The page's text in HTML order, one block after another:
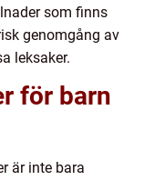
som finns
genomgång av
leksaker.
för barn
är inte bara